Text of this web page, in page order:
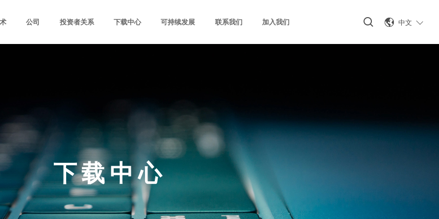
公司 投资者关系 下载中心 可持续发展 联系我们 加入我们 中文
下载中心